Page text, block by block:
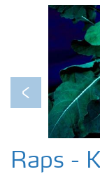
Previous
Raps -